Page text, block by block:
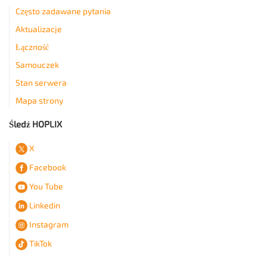
Często zadawane pytania
Aktualizacje
Łączność
Samouczek
Stan serwera
Mapa strony
Śledź HOPLIX
X
Facebook
You Tube
Linkedin
Instagram
TikTok